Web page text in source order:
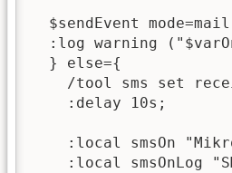
$sendEvent
:log warning
  } else={
/tool sms set
    :delay 10s;
:local smsOn
:local smsOnLog